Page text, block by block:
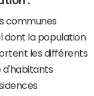
communes
dont la population
les différents
d'habitants